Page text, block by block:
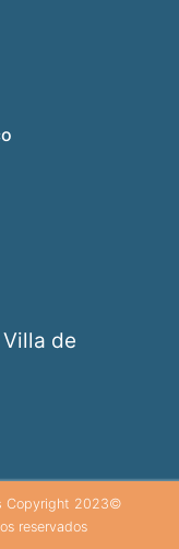
de
Copyright 2023©
reservados